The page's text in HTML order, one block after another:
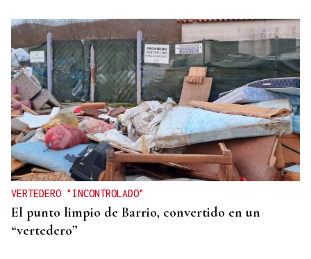
VERTEDERO "INCONTROLADO"
El punto limpio de Barrio, convertido en un
“vertedero”